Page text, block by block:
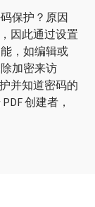
保护？原因
因此通过设置
，如编辑或
加密来访
并知道密码的
创建者，